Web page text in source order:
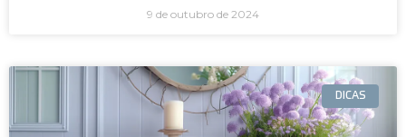
9 de outubro de 2024
DICAS